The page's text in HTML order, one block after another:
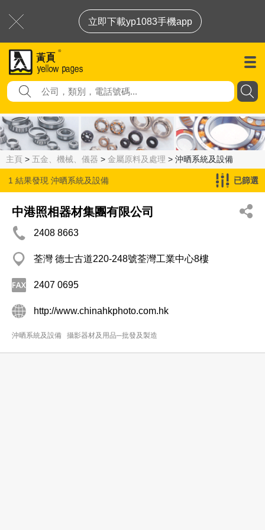
立即下載yp1083手機app
主頁 > 五金、機械、儀器 > 金屬原料及處理 > 沖晒系統及設備
1 結果發現 沖晒系統及設備 已篩選
中港照相器材集團有限公司
2408 8663
荃灣 德士古道220-248號荃灣工業中心8樓
2407 0695
http://www.chinahkphoto.com.hk
沖晒系統及設備 攝影器材及用品─批發及製造